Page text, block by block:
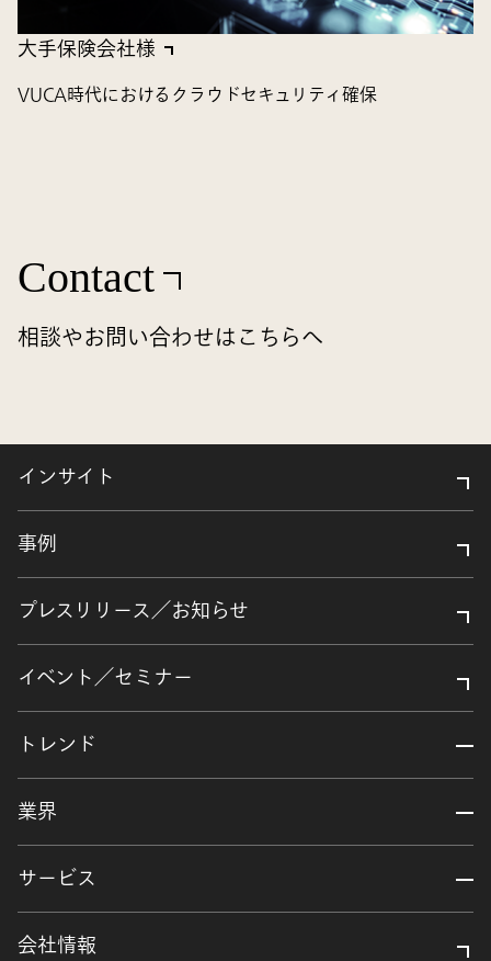
大手保険会社様
VUCA時代におけるクラウドセキュリティ確保
Contact
相談やお問い合わせはこちらへ
インサイト
事例
プレスリリース／お知らせ
イベント／セミナー
トレンド
業界
サービス
会社情報